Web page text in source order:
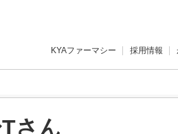
KYAファーマシー 採用情報
さん